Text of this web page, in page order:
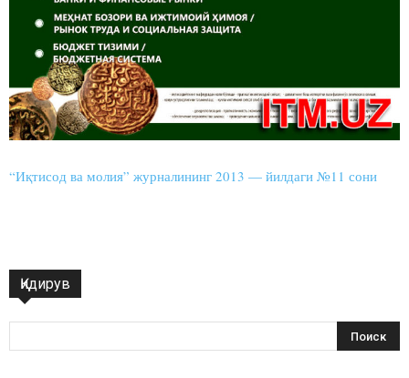
“Иқтисод ва молия” журналининг 2013 — йилдаги №11 сони
Қидирув